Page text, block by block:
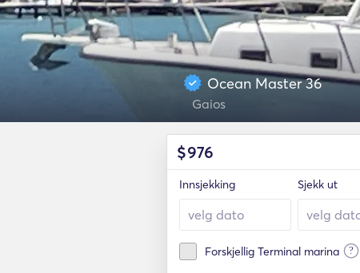
Ocean Master 36
Gaios
$976
Innsjekking Sjekk ut
Forskjellig Terminal marina ?